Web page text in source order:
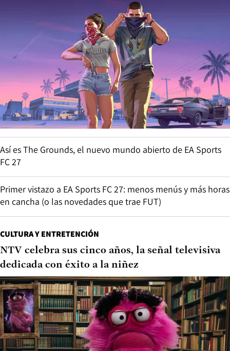
Así es The Grounds, el nuevo mundo abierto de EA Sports
FC 27
Primer vistazo a EA Sports FC 27: menos menús y más horas
en cancha (o las novedades que trae FUT)
CULTURA Y ENTRETENCIÓN
NTV celebra sus cinco años, la señal televisiva
dedicada con éxito a la niñez